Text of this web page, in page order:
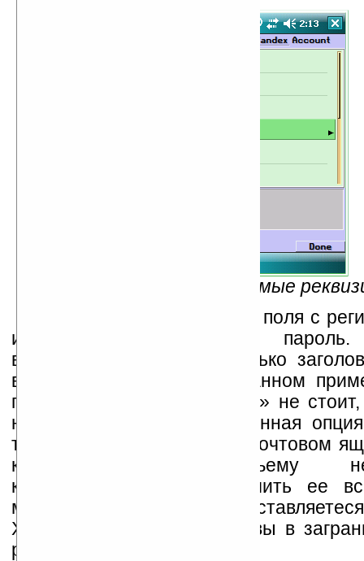
Рис.2 — Необходимые
Не забываем заполнить поля с
именем на сервер и пароль.
возможность получать только
вместо самих писем. В данном
пункте «Get entire message» не стоит,
надо только заголовки. Данная
том случае, если у вас в почтовом
количество по объему
корреспонденции, и получить ее
момент времени не
Хотя бы в силу того, что вы в
роуминге.